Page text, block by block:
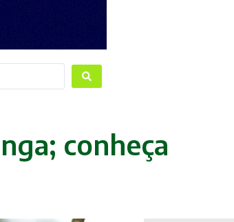
conheça